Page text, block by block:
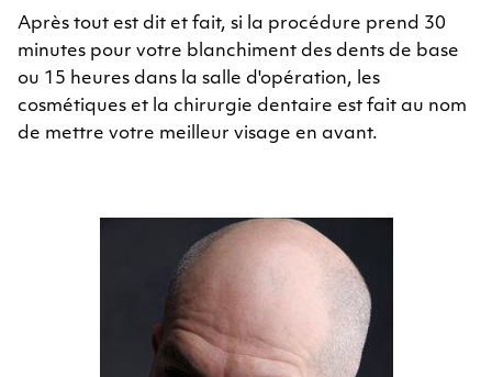
Après tout est dit et fait, si la procédure prend 30
minutes pour votre blanchiment des dents de base
ou 15 heures dans la salle d'opération, les
cosmétiques et la chirurgie dentaire est fait au nom
de mettre votre meilleur visage en avant.